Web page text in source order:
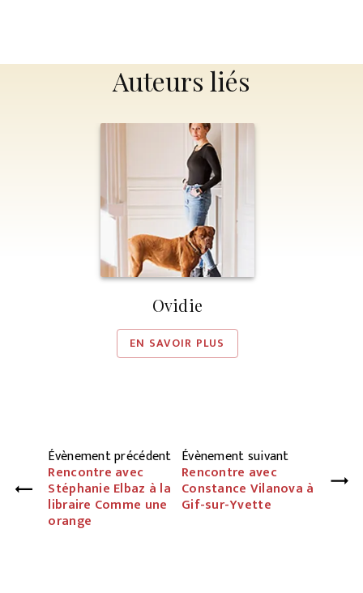
Auteurs liés
Ovidie
EN SAVOIR PLUS
Évènement précédent
Rencontre avec
Stéphanie Elbaz à la
libraire Comme une
orange
Évènement suivant
Rencontre avec
Constance Vilanova à
Gif-sur-Yvette